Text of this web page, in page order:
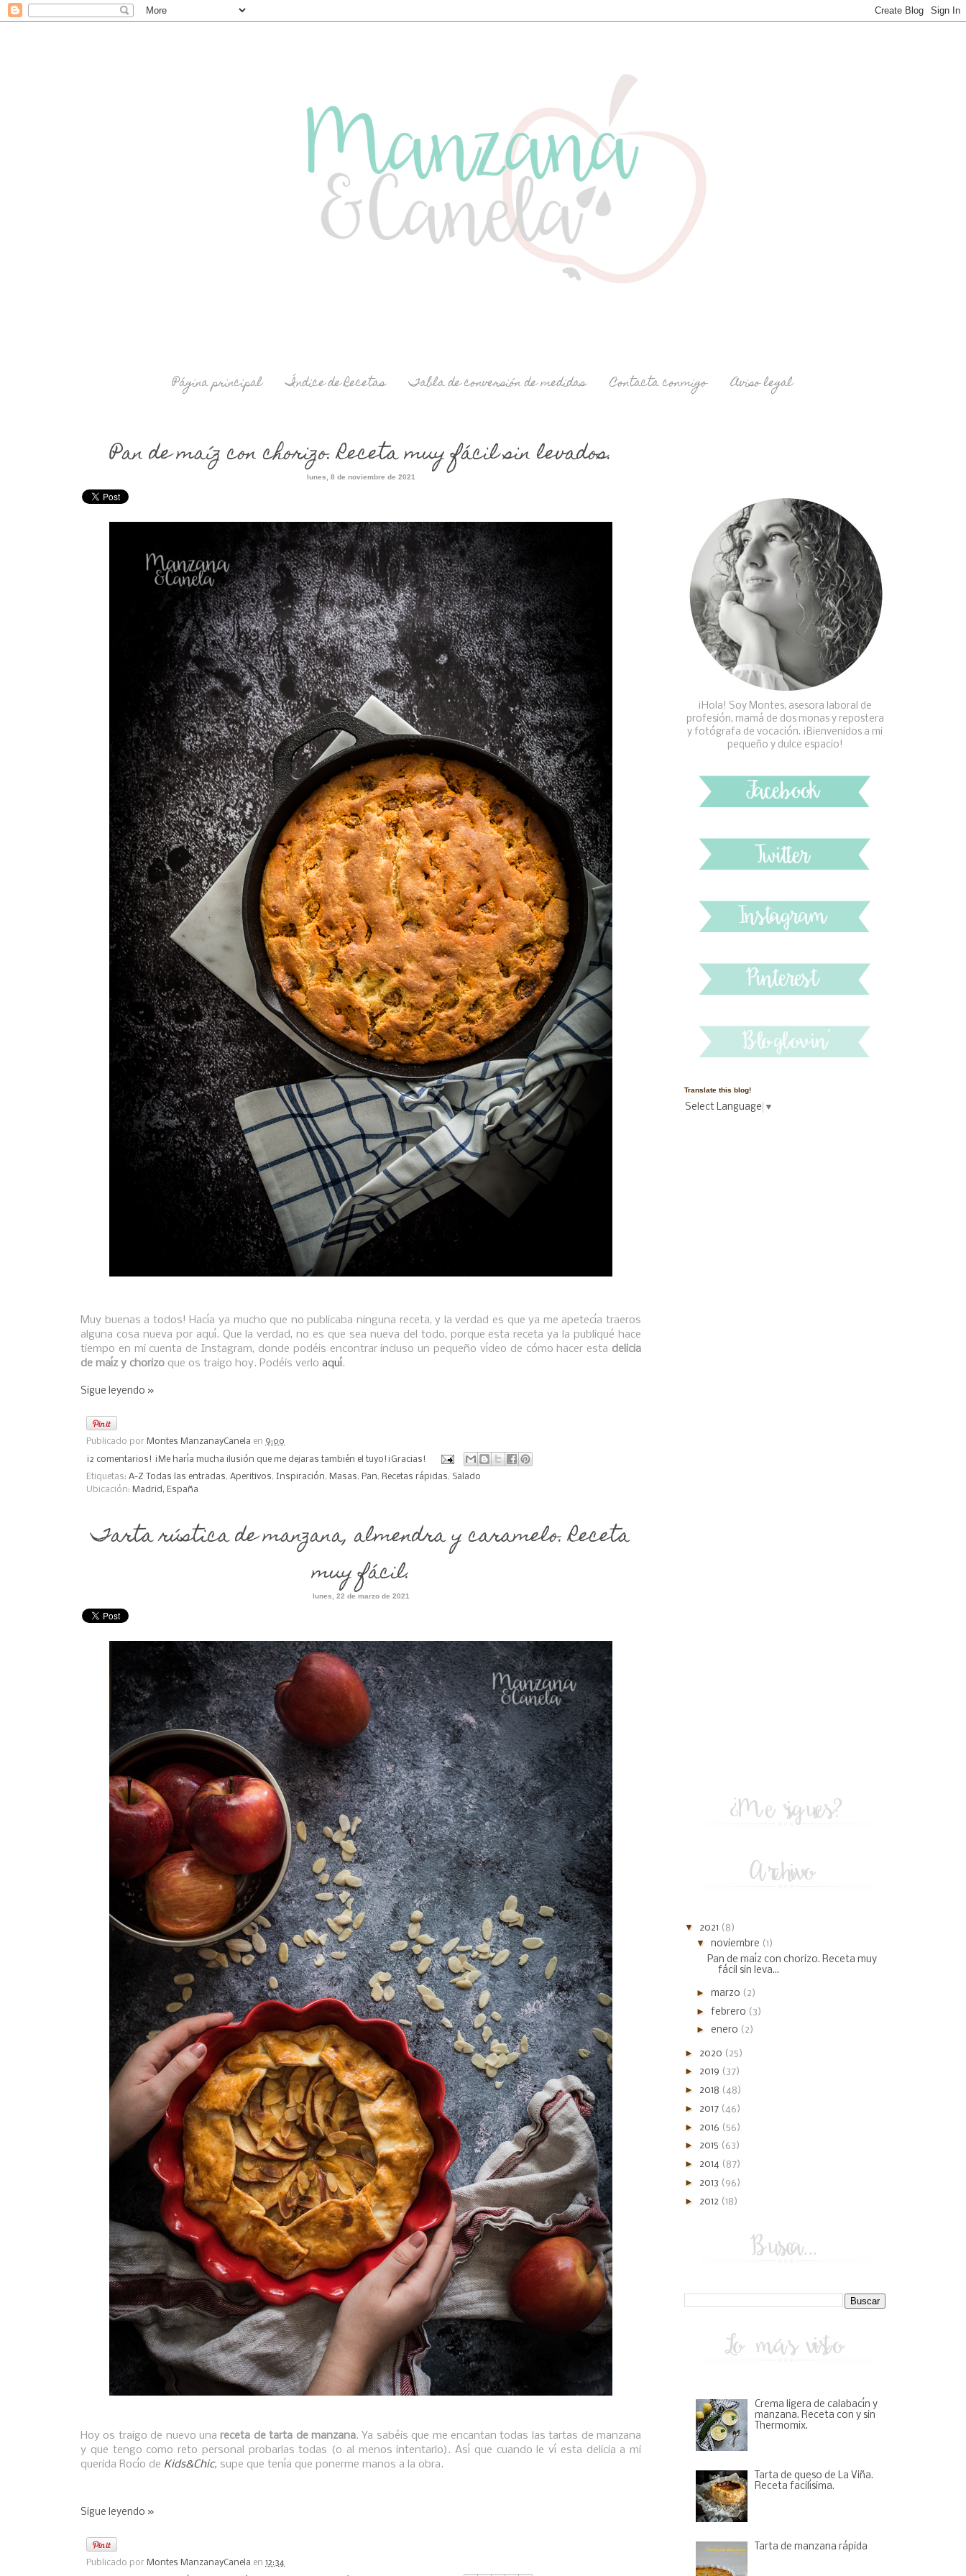
Página principal Índice de Recetas Tabla de conversión de medidas Contacta conmigo Aviso legal
Pan de maíz con chorizo. Receta muy fácil sin levados.
lunes, 8 de noviembre de 2021
Muy buenas a todos! Hacía ya mucho que no publicaba ninguna receta, y la verdad es que ya me apetecía traeros
alguna cosa nueva por aquí. Que la verdad, no es que sea nueva del todo, porque esta receta ya la publiqué hace
tiempo en mi cuenta de Instagram, donde podéis encontrar incluso un pequeño vídeo de cómo hacer esta delicia
de maíz y chorizo que os traigo hoy. Podéis verlo aquí.
Sigue leyendo »
Publicado por Montes ManzanayCanela en 9:00
¡2 comentarios! ¡Me haría mucha ilusión que me dejaras también el tuyo!¡Gracias!
Etiquetas: A-Z Todas las entradas, Aperitivos, Inspiración, Masas, Pan, Recetas rápidas, Salado
Ubicación: Madrid, España
Tarta rústica de manzana, almendra y caramelo. Receta
muy fácil.
lunes, 22 de marzo de 2021
Hoy os traigo de nuevo una receta de tarta de manzana. Ya sabéis que me encantan todas las tartas de manzana
y que tengo como reto personal probarlas todas (o al menos intentarlo). Así que cuando le ví esta delicia a mi
querida Rocío de Kids&Chic, supe que tenía que ponerme manos a la obra.
Sigue leyendo »
Publicado por Montes ManzanayCanela en 12:34
¡Hola! Soy Montes, asesora laboral de
profesión, mamá de dos monas y repostera
y fotógrafa de vocación. ¡Bienvenidos a mi
pequeño y dulce espacio!
Translate this blog!
Select Language ▼
▼ 2021 (8)
▼ noviembre (1)
Pan de maíz con chorizo. Receta muy
fácil sin leva...
► marzo (2)
► febrero (3)
► enero (2)
► 2020 (25)
► 2019 (37)
► 2018 (48)
► 2017 (46)
► 2016 (56)
► 2015 (63)
► 2014 (87)
► 2013 (96)
► 2012 (18)
Crema ligera de calabacín y
manzana. Receta con y sin
Thermomix.
Tarta de queso de La Viña.
Receta facilísima.
Tarta de manzana rápida